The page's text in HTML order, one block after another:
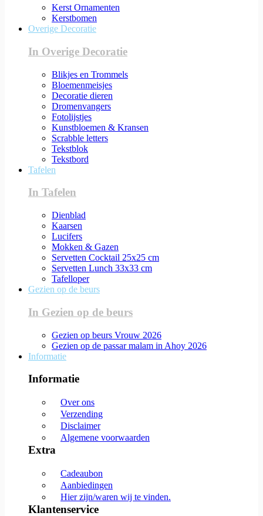
Kerst Ornamenten
Kerstbomen
Overige Decoratie
In Overige Decoratie
Blikjes en Trommels
Bloemenmeisjes
Decoratie dieren
Dromenvangers
Fotolijstjes
Kunstbloemen & Kransen
Scrabble letters
Tekstblok
Tekstbord
Tafelen
In Tafelen
Dienblad
Kaarsen
Lucifers
Mokken & Gazen
Servetten Cocktail 25x25 cm
Servetten Lunch 33x33 cm
Tafelloper
Gezien op de beurs
In Gezien op de beurs
Gezien op beurs Vrouw 2026
Gezien op de passar malam in Ahoy 2026
Informatie
Informatie
Over ons
Verzending
Disclaimer
Algemene voorwaarden
Extra
Cadeaubon
Aanbiedingen
Hier zijn/waren wij te vinden.
Klantenservice